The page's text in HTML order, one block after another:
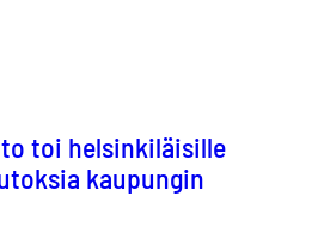
toi helsinkiläisille
kaupungin